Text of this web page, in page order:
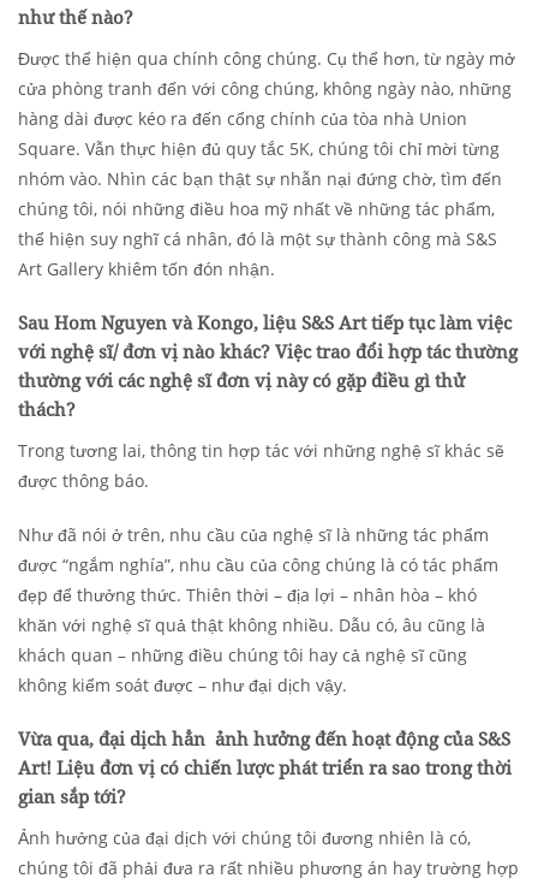
như thế nào?
Được thể hiện qua chính công chúng. Cụ thể hơn, từ ngày mở
cửa phòng tranh đến với công chúng, không ngày nào, những
hàng dài được kéo ra đến cổng chính của tòa nhà Union
Square. Vẫn thực hiện đủ quy tắc 5K, chúng tôi chỉ mời từng
nhóm vào. Nhìn các bạn thật sự nhẫn nại đứng chờ, tìm đến
chúng tôi, nói những điều hoa mỹ nhất về những tác phẩm,
thể hiện suy nghĩ cá nhân, đó là một sự thành công mà S&S
Art Gallery khiêm tốn đón nhận.
Sau Hom Nguyen và Kongo, liệu S&S Art tiếp tục làm việc
với nghệ sĩ/ đơn vị nào khác? Việc trao đổi hợp tác thường
thường với các nghệ sĩ đơn vị này có gặp điều gì thử
thách?
Trong tương lai, thông tin hợp tác với những nghệ sĩ khác sẽ
được thông báo.
Như đã nói ở trên, nhu cầu của nghệ sĩ là những tác phẩm
được “ngắm nghía”, nhu cầu của công chúng là có tác phẩm
đẹp để thưởng thức. Thiên thời – địa lợi – nhân hòa – khó
khăn với nghệ sĩ quả thật không nhiều. Dẫu có, âu cũng là
khách quan – những điều chúng tôi hay cả nghệ sĩ cũng
không kiểm soát được – như đại dịch vậy.
Vừa qua, đại dịch hẳn ảnh hưởng đến hoạt động của S&S
Art! Liệu đơn vị có chiến lược phát triển ra sao trong thời
gian sắp tới?
Ảnh hưởng của đại dịch với chúng tôi đương nhiên là có,
chúng tôi đã phải đưa ra rất nhiều phương án hay trường hợp